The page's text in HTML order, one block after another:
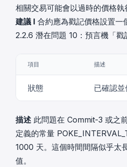
相關交易可能會以過時的價格執
建議 I 合約應為戳記價格設置一
2.2.6 潛在問題 10：預言機「戳
項目 描述
狀態 已確認並
描述 此問題在 Commit-3 或之
定義的常量
1000 天。這個時間間隔似乎太
值。